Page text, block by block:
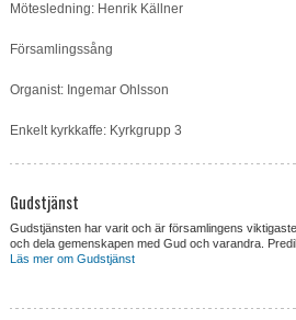
Kontakt
Mötesledning: Henrik Källner
Församlingssång
Organist: Ingemar Ohlsson
Enkelt kyrkkaffe: Kyrkgrupp 3
Gudstjänst
Gudstjänsten har varit och är församlingens
och dela gemenskapen med Gud och varandra.
Läs mer om Gudstjänst